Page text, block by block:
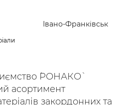
Івано-Франківськ
`РОНАКО`
асортимент
закордонних та